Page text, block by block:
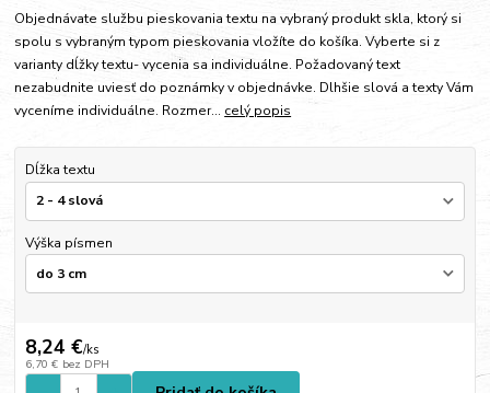
Objednávate službu pieskovania textu na vybraný produkt skla, ktorý si
spolu s vybraným typom pieskovania vložíte do košíka. Vyberte si z
varianty dĺžky textu- vycenia sa individuálne. Požadovaný text
nezabudnite uviesť do poznámky v objednávke. Dlhšie slová a texty Vám
vyceníme individuálne. Rozmer... celý popis
Dĺžka textu
Výška písmen
8,24 €/ks
6,70 € bez DPH